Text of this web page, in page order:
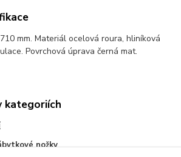
mm. Materiál ocelová roura, hliníková
Povrchová úprava černá mat.
kategoriích
nožky